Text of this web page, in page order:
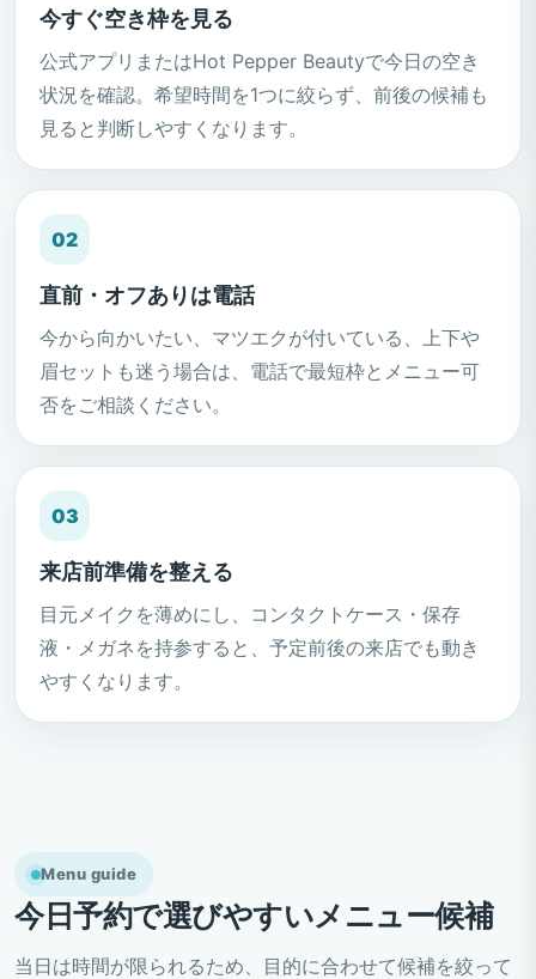
今すぐ空き枠を見る
公式アプリまたはHot Pepper Beautyで今日の空き
状況を確認。希望時間を1つに絞らず、前後の候補も
見ると判断しやすくなります。
02
直前・オフありは電話
今から向かいたい、マツエクが付いている、上下や
眉セットも迷う場合は、電話で最短枠とメニュー可
否をご相談ください。
03
来店前準備を整える
目元メイクを薄めにし、コンタクトケース・保存
液・メガネを持参すると、予定前後の来店でも動き
やすくなります。
Menu guide
今日予約で選びやすいメニュー候補
当日は時間が限られるため、目的に合わせて候補を絞って